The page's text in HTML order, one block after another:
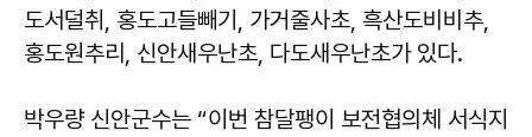
도서덜취, 홍도고들빼기, 가거줄사초, 흑산도비비추,
홍도원추리, 신안새우난초, 다도새우난초가 있다.
박우량 신안군수는 “이번 참달팽이 보전협의체 서식지